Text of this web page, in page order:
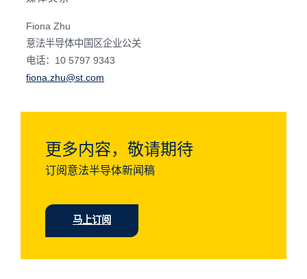
Fiona Zhu
意法半导体中国区企业公关
电话：10 5797 9343
fiona.zhu@st.com
更多内容，敬请期待
订阅意法半导体新闻稿
马上订阅